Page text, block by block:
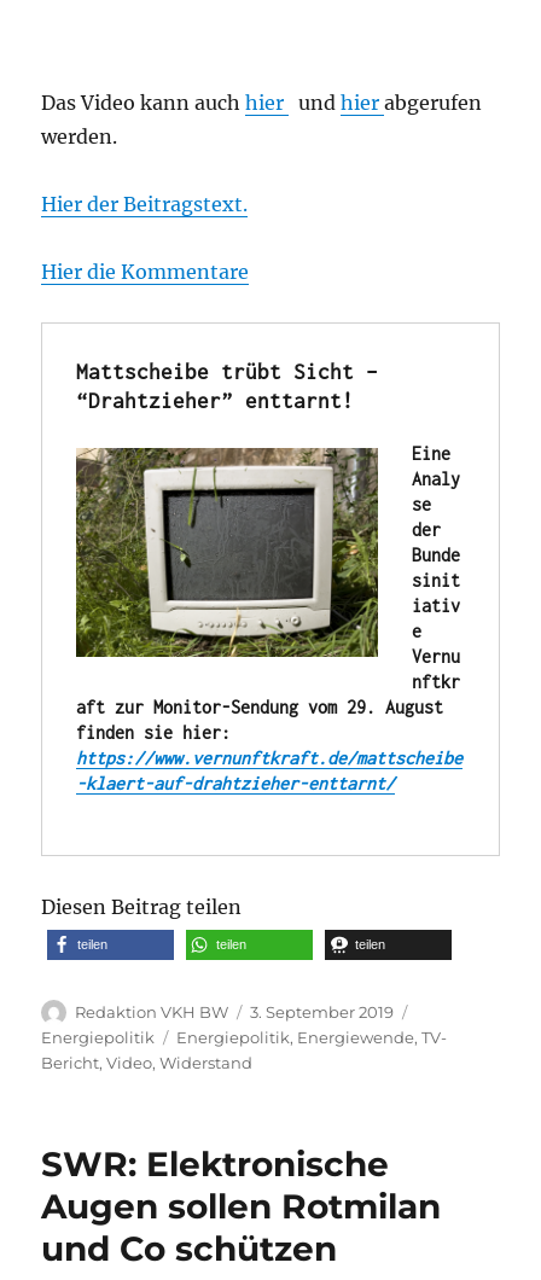
Das Video kann auchhier undhierabgerufen
werden.
Hier der Beitragstext.
Hier die Kommentare
Mattscheibe trübt Sicht –
“Drahtzieher” enttarnt!
Eine
Analy
se
der
Bunde
sinit
iativ
e
Vernu
nftkr
aft zur Monitor-Sendung vom 29. August
https://www.vernunftkraft.de/mattscheibe
-klaert-auf-drahtzieher-enttarnt/
Diesen Beitrag teilen
teilen teilen teilen
Autor
Redaktion VKH BW
Veröffentlicht
am
3. September 2019
Energiepolitik
Schlagwörter
Energiepolitik, Energiewende,TV-
Bericht,Video,Widerstand
SWR: Elektronische
Augen sollen Rotmilan
und Co schützen